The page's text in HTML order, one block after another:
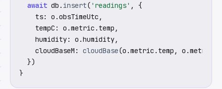
await db. insert( 'readings' , {
    ts: o.obsTimeUtc,
    tempC: o.metric.temp,
    humidity: o.humidity,
    cloudBaseM:
cloudBase(o.metric.temp,
  })
}